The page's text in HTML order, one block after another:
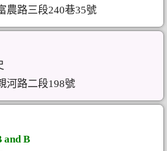
農路三段240巷35號
河路二段198號
and B